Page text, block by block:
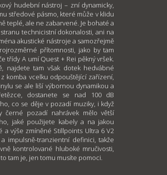
hudební nástroj – zní dynamicky,
středové pásmo, které může v klidu
teplé, ale ne zabarvené. Je bohaté a
technicistní dokonalosti, ani na
akustické nástroje a samozřejmě
přítomnosti, jako by tam
třídy A umí Quest + Rei pěkný vršek.
najdete tam však dotek hedvábné
komba vcelku odpouštějící zařízení,
se ale liší výbornou dynamikou a
dostanete se nad 100 dB
co se děje v pozadí muziky, i když
černé pozadí nahrávek mělo větší
jaké použijete kabely a na jakou
výše zmíněné Stillpoints Ultra 6 V2
impulsně-tranzientní definici, takže
kontrolované hluboké mručivosti,
tam je, jen tomu musíte pomoci.